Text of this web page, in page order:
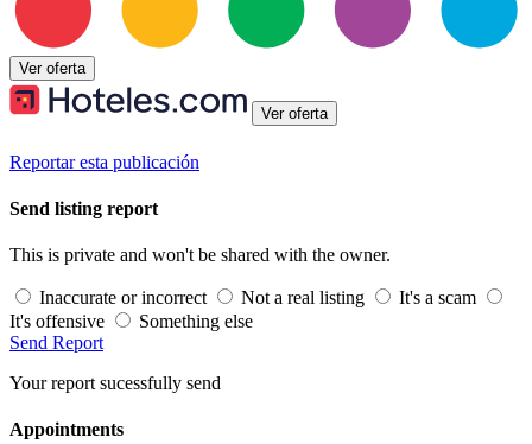
Ver oferta
Ver oferta
Reportar esta publicación
Send listing report
This is private and won't be shared with the owner.
Inaccurate or incorrect Not a real listing
It's a scam
It's offensive
Something else
Send Report
Your report sucessfully send
Appointments